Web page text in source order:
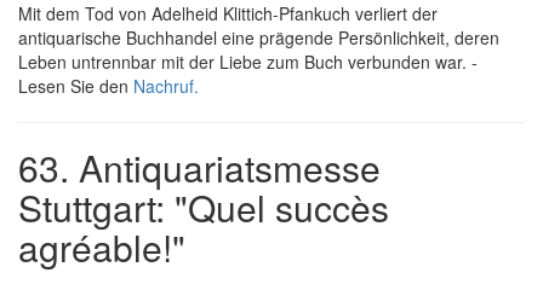
Mit dem Tod von Adelheid Klittich-Pfankuch verliert der
antiquarische Buchhandel eine prägende Persönlichkeit, deren
Leben untrennbar mit der Liebe zum Buch verbunden war. -
Lesen Sie den Nachruf.
63. Antiquariatsmesse
Stuttgart: "Quel succès
agréable!"